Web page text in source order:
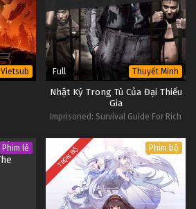
Vietsub Full Thuyết Minh
Nhật Ký Trong Tù Của Đại Thiếu
Gia
Imprisoned: Survival Guide For Rich
Phim lẻ
TRỌN BỘ Phim bộ